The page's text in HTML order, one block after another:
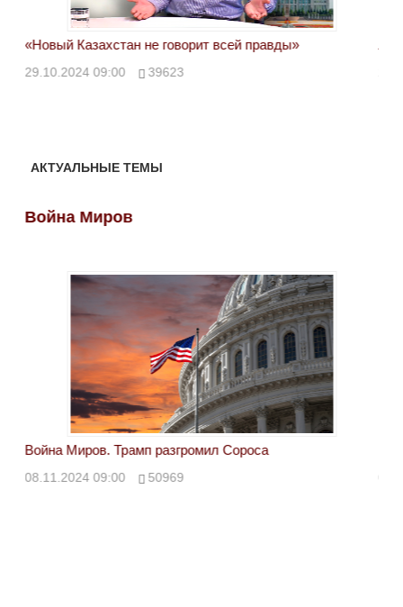
«Новый Казахстан не говорит всей правды»
29.10.2024 09:00 39623
АКТУАЛЬНЫЕ ТЕМЫ
Война Миров
Война Миров. Трамп разгромил Сороса
08.11.2024 09:00 50969